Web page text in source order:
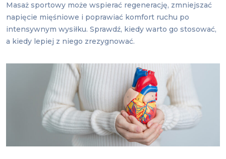
Masaż sportowy może wspierać regenerację, zmniejszać
napięcie mięśniowe i poprawiać komfort ruchu po
intensywnym wysiłku. Sprawdź, kiedy warto go stosować,
a kiedy lepiej z niego zrezygnować.